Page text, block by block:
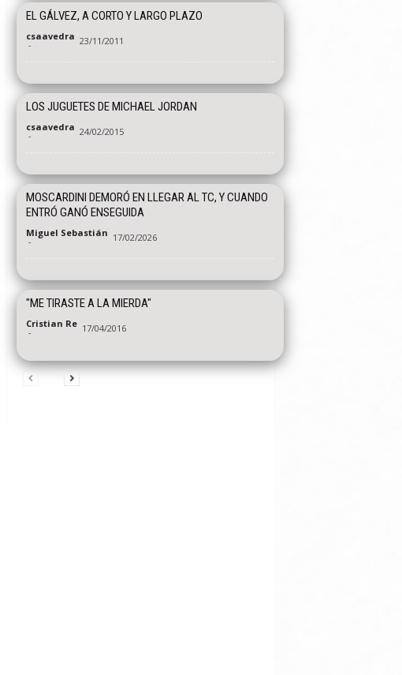
EL GÁLVEZ, A CORTO Y LARGO PLAZO
csaavedra
- 23/11/2011
LOS JUGUETES DE MICHAEL JORDAN
csaavedra
- 24/02/2015
MOSCARDINI DEMORÓ EN LLEGAR AL TC, Y CUANDO
ENTRÓ GANÓ ENSEGUIDA
Miguel Sebastián
- 17/02/2026
"ME TIRASTE A LA MIERDA"
Cristian Re
- 17/04/2016